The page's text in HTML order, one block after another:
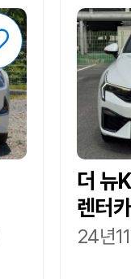
더 뉴
렌터
24년